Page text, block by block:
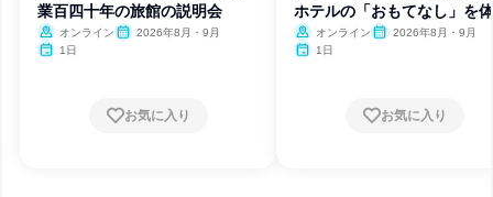
業百四十年の旅館の説明会
オンライン
2026年8月・9月
1日
お気に入り
ホテルの「おもてなし」を
オンライン
2026年8月・9月
1日
お気に入り